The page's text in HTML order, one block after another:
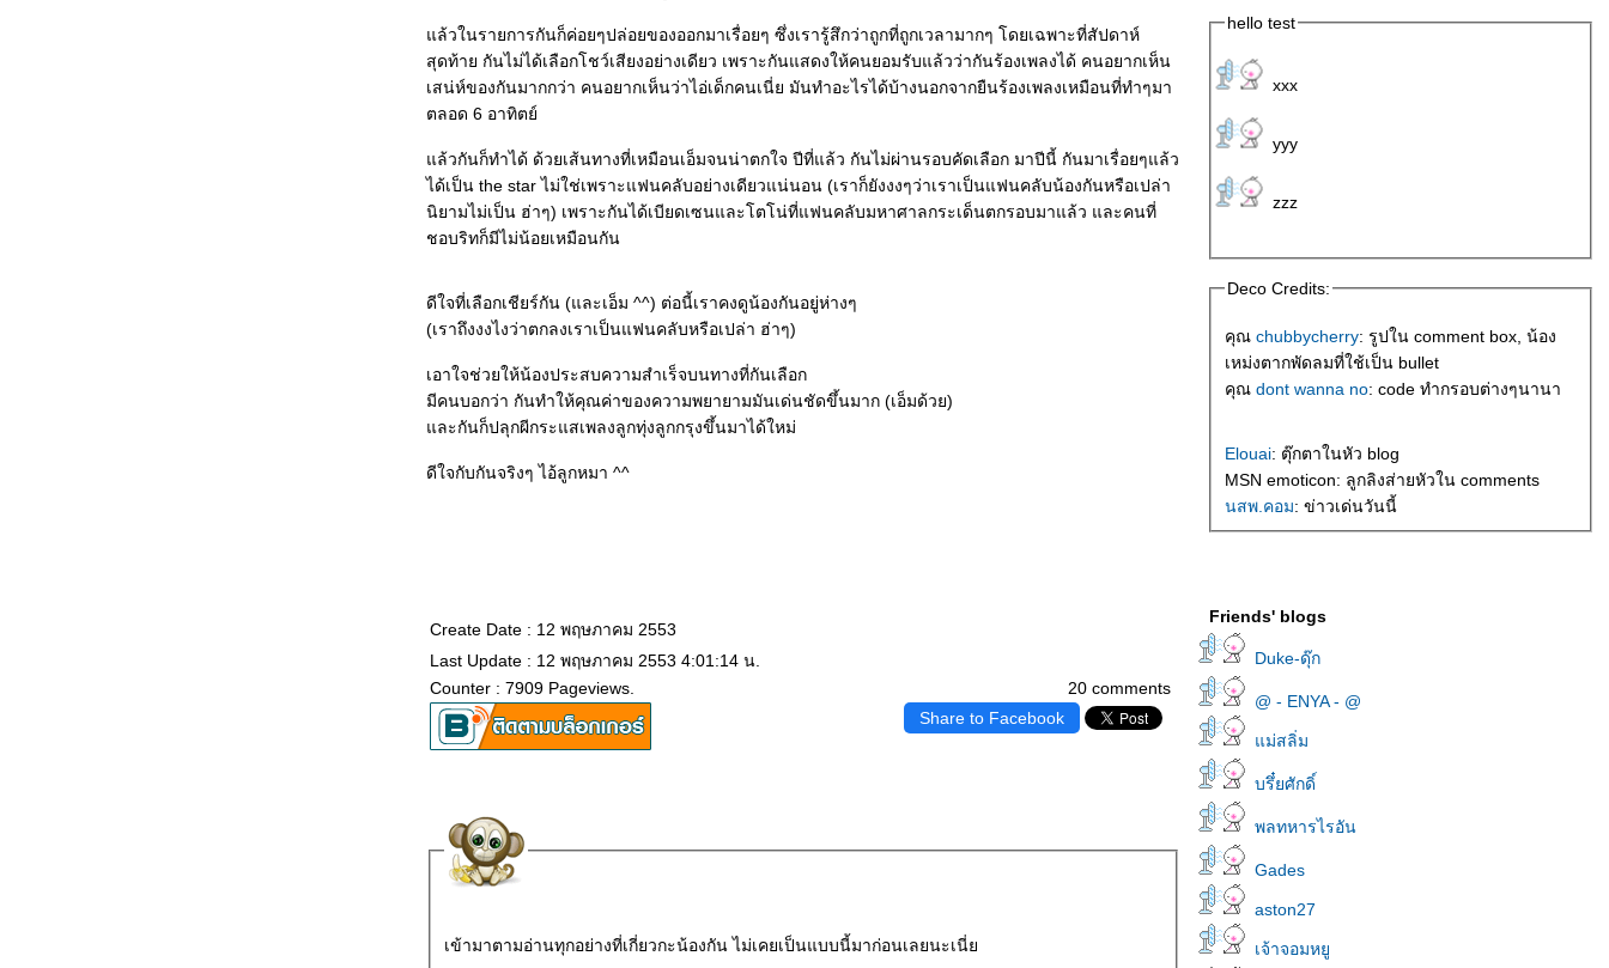
ล้วในรายการกันก็ค่อยๆปล่อยของออกมาเรื่อยๆ ซึ่งเรารู้สึกว่าถูกที่ถูกเวลามากๆ โดยเฉพาะที่สัปดาห์
สุดท้าย กันไม่ได้เลือกโชว์เสียงอย่างเดียว เพราะกันแสดงให้คนยอมรับแล้วว่ากันร้องเพลงได้ คนอยากเห็น
เสน่ห์ของกันมากกว่า คนอยากเห็นว่าไอ่เด็กคนเนี่ย มันทำอะไรได้บ้างนอกจากยืนร้องเพลงเหมือนที่ทำๆมา
ตลอด 6 อาทิตย์
ล้วกันก็ทำได้ ด้วยเส้นทางที่เหมือนเอ็มจนน่าตกใจ ปีที่แล้ว กันไม่ผ่านรอบคัดเลือก มาปีนี้ กันมาเรื่อยๆแล้ว
ได้เป็น the star ไม่ใช่เพราะแฟนคลับอย่างเดียวแน่นอน (เราก็ยังงงๆว่าเราเป็นแฟนคลับน้องกันหรือเปล่า
นิยามไม่เป็น ฮ่าๆ) เพราะกันได้เบียดเซนและโตโน่ที่แฟนคลับมหาศาลกระเด็นตกรอบมาแล้ว และคนที่
ชอบริทก็มีไม่น้อยเหมือนกัน
ดีใจที่เลือกเชียร์กัน (และเอ็ม ^^) ต่อนี้เราคงดูน้องกันอยู่ห่างๆ
(เราถึงงงไงว่าตกลงเราเป็นแฟนคลับหรือเปล่า ฮ่าๆ)
เอาใจช่วยให้น้องประสบความสำเร็จบนทางที่กันเลือก
มีคนบอกว่า กันทำให้คุณค่าของความพยายามมันเด่นชัดขึ้นมาก (เอ็มด้วย)
ละกันก็ปลุกผีกระแสเพลงลูกทุ่งลูกกรุงขึ้นมาได้ใหม่
ดีใจกับกันจริงๆ ไอ้ลูกหมา ^^
Create Date : 12 พฤษภาคม 2553
20 comments
Last Update : 12 พฤษภาคม 2553 4:01:14 น.
Counter : 7909 Pageviews.
Share to Facebook
เข้ามาตามอ่านทุกอย่างที่เกี่ยวกะน้องกัน ไม่เคยเป็นแบบนี้มาก่อนเลยนะเนี่
hello test
xxx
yyy
zzz
Deco Credits:
คุณ chubbycherry: รูปใน comment box, น้อง
เหม่งตากพัดลมที่ใช้เป็น bullet
คุณ dont wanna no: code ทำกรอบต่างๆนานา
Elouai: ตุ๊กตาในหัว blog
MSN emoticon: ลูกลิงส่ายหัวใน comments
นสพ.คอม: ข่าวเด่นวันนี้
Friends' blogs
Duke-ดุ๊ก
@ - ENYA - @
ม่สลิ่ม
บรึ๋ยศักดิ์
พลทหารไรอัน
Gades
aston27
เจ้าจอมหยู